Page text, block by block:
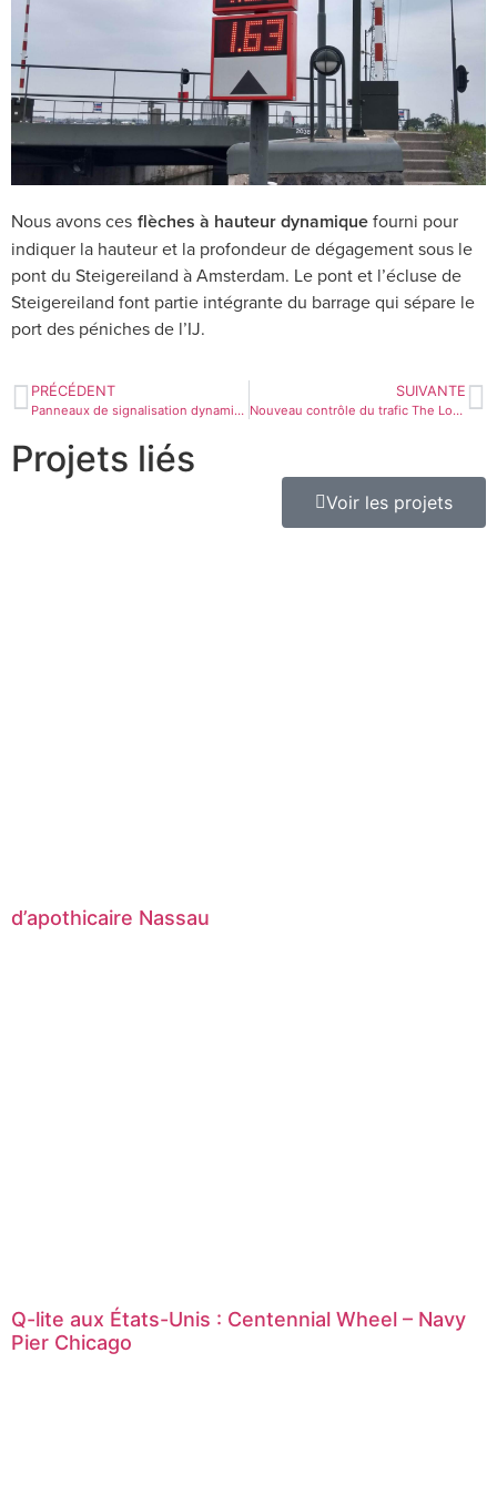
Nous avons ces flèches à hauteur dynamiquefourni pour
indiquer la hauteur et la profondeur de dégagement sous le
pont du Steigereiland à Amsterdam. Le pont et l’écluse de
Steigereiland font partie intégrante du barrage qui sépare le
port des péniches de l’IJ.
PRÉCÉDENT
Panneaux de signalisation dynamiques Anvers
SUIVANTE
Nouveau contrôle du trafic The Loop à Gand
Projets liés
Voir les projets
d’apothicaire Nassau
Q-lite aux États-Unis : Centennial Wheel – Navy
Pier Chicago